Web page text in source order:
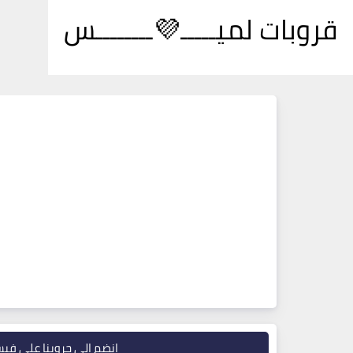
قروبات لميـــــ💜ــــــــس
انضم إلى جروبنا على